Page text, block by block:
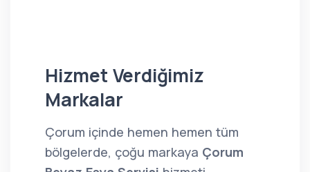
Hizmet Verdiğimiz
Markalar
Çorum içinde hemen hemen tüm
bölgelerde, çoğu markaya Çorum